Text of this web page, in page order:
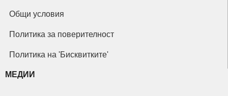
Общи условия
Политика за поверителност
Политика на 'Бисквитките'
МЕДИИ